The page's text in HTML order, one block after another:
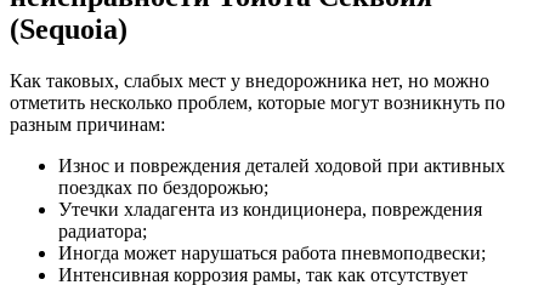
(Sequoia)
Как таковых, слабых мест у внедорожника нет, но можно
отметить несколько проблем, которые могут возникнуть по
разным причинам:
Износ и повреждения деталей ходовой при активных
поездках по бездорожью;
Утечки хладагента из кондиционера, повреждения
радиатора;
Иногда может нарушаться работа пневмоподвески;
Интенсивная коррозия рамы, так как отсутствует